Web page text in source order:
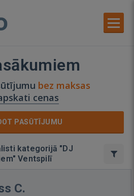
bez maksas
cenas
PASŪTĪJUMU
kategorijā "DJ
Ventspilī
C.